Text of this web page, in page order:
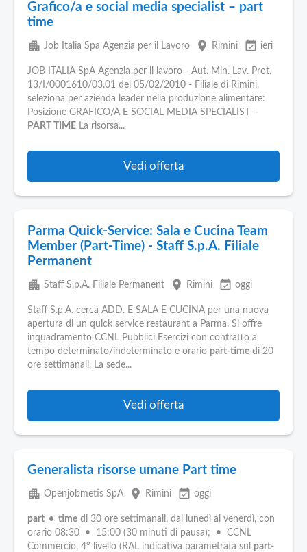
Grafico/a e social media specialist – part
time
apartment Job Italia Spa Agenzia per il Lavoro place Rimini event_available ieri
JOB ITALIA SpA Agenzia per il lavoro - Aut. Min. Lav. Prot.
13/I/0001610/03.01 del 05/02/2010 - Filiale di Rimini,
seleziona per azienda leader nella produzione alimentare:
Posizione GRAFICO/A E SOCIAL MEDIA SPECIALIST –
PART TIME La risorsa...
Vedi offerta
Parma Quick-Service: Sala e Cucina Team
Member (Part-Time) - Staff S.p.A. Filiale
Permanent
apartment Staff S.p.A. Filiale Permanent place Rimini event_available oggi
Staff S.p.A. cerca ADD. E SALA E CUCINA per una nuova
apertura di un quick service restaurant a Parma. Si offre
inquadramento CCNL Pubblici Esercizi con contratto a
tempo determinato/indeterminato e orario part-time di 20
ore settimanali. La sede...
Vedi offerta
Generalista risorse umane Part time
apartment Openjobmetis SpA place Rimini event_available oggi
part • time di 30 ore settimanali, dal lunedì al venerdì, con
orario 08:30 • 15:00 (30 minuti di pausa); • CCNL
Commercio, 4° livello (RAL indicativa parametrata sul part-